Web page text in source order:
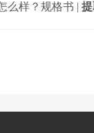
么样？规格书 |